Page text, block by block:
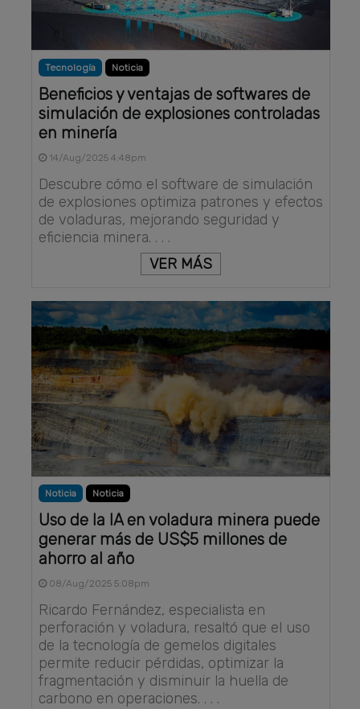
Tecnología Noticia
Beneficios y ventajas de softwares de
simulación de explosiones controladas
en minería
14/Aug/2025 4:48pm
Descubre cómo el software de simulación
de explosiones optimiza patrones y efectos
de voladuras, mejorando seguridad y
eficiencia minera. . . .
VER MÁS
Noticia Noticia
Uso de la IA en voladura minera puede
generar más de US$5 millones de
ahorro al año
08/Aug/2025 5:08pm
Ricardo Fernández, especialista en
perforación y voladura, resaltó que el uso
de la tecnología de gemelos digitales
permite reducir pérdidas, optimizar la
fragmentación y disminuir la huella de
carbono en operaciones. . . .